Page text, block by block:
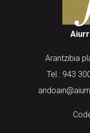
Arantzibia
Tel.: 943